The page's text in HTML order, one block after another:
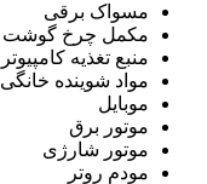
مسواک برقی
مکمل چرخ گوشت
منبع تغذیه کامپیوتر
مواد شوینده خانگی
موبایل
موتور برق
موتور شارژی
مودم روتر